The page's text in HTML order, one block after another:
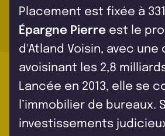
Placement est fixée à
Épargne Pierre est le
d'Atland Voisin, avec
avoisinant les 2,8
Lancée en 2013, elle se
l’immobilier de bureaux.
investissements